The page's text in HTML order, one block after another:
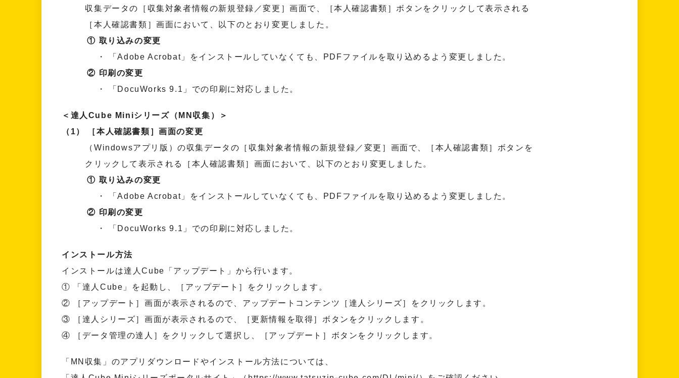
収集データの［収集対象者情報の新規登録／変更］画面で、［本人確認書類］ボタンをクリックして表示される
［本人確認書類］画面において、以下のとおり変更しました。
① 取り込みの変更
・ 「Adobe Acrobat」をインストールしていなくても、PDFファイルを取り込めるよう変更しました。
② 印刷の変更
・ 「DocuWorks 9.1」での印刷に対応しました。
＜達人Cube Miniシリーズ（MN収集）＞
（1） ［本人確認書類］画面の変更
（Windowsアプリ版）の収集データの［収集対象者情報の新規登録／変更］画面で、［本人確認書類］ボタンを
クリックして表示される［本人確認書類］画面において、以下のとおり変更しました。
① 取り込みの変更
・ 「Adobe Acrobat」をインストールしていなくても、PDFファイルを取り込めるよう変更しました。
② 印刷の変更
・ 「DocuWorks 9.1」での印刷に対応しました。
インストール方法
インストールは達人Cube「アップデート」から行います。
① 「達人Cube」を起動し、［アップデート］をクリックします。
② ［アップデート］画面が表示されるので、アップデートコンテンツ［達人シリーズ］をクリックします。
③ ［達人シリーズ］画面が表示されるので、［更新情報を取得］ボタンをクリックします。
④ ［データ管理の達人］をクリックして選択し、［アップデート］ボタンをクリックします。
「MN収集」のアプリダウンロードやインストール方法については、